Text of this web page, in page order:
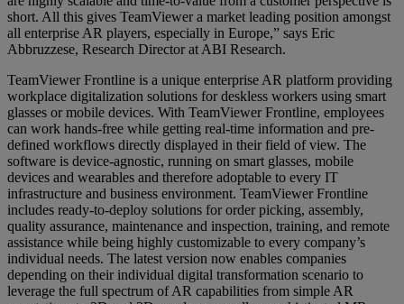
short. All this gives TeamViewer a market leading position amongst
all enterprise AR players, especially in Europe,” says Eric
Abbruzzese, Research Director at ABI Research.
TeamViewer Frontline is a unique enterprise AR platform providing
workplace digitalization solutions for deskless workers using smart
glasses or mobile devices. With TeamViewer Frontline, employees
can work hands-free while getting real-time information and pre-
defined workflows directly displayed in their field of view. The
software is device-agnostic, running on smart glasses, mobile
devices and wearables and therefore adoptable to every IT
infrastructure and business environment. TeamViewer Frontline
includes ready-to-deploy solutions for order picking, assembly,
quality assurance, maintenance and inspection, training, and remote
assistance while being highly customizable to every company’s
individual needs. The latest version now enables companies
depending on their individual digital transformation scenario to
leverage the full spectrum of AR capabilities from simple AR